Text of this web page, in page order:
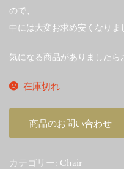
ので、
中には大変お求め安くなりま
気になる商品がありましたら
在庫切れ
商品のお問い合わせ
カテゴリー: Chair